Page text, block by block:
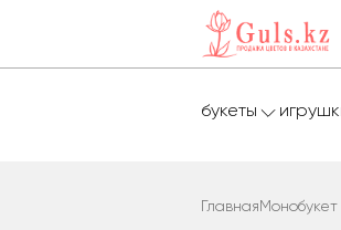
букеты
Главная Монобукет